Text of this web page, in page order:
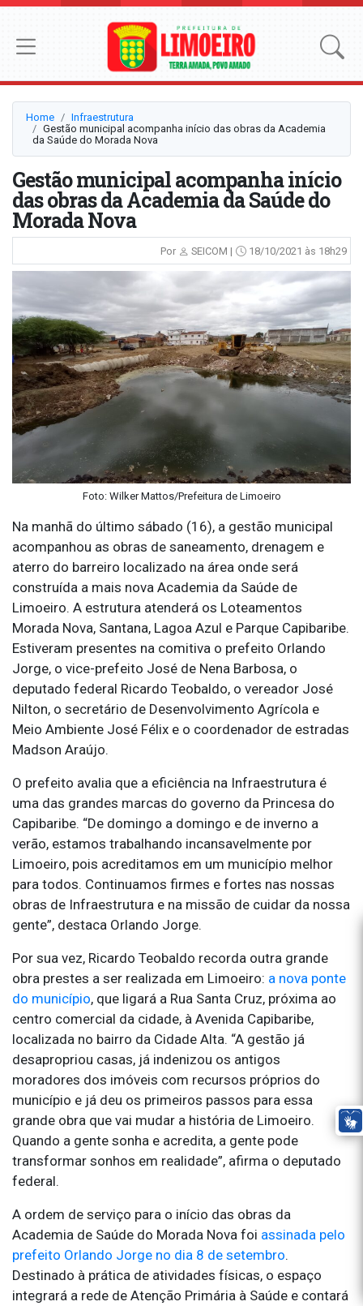
Home
Infraestrutura
Gestão municipal acompanha início das obras da Academia
da Saúde do Morada Nova
Gestão municipal acompanha início
das obras da Academia da Saúde do
Morada Nova
Por SEICOM | 18/10/2021 às 18h29
Foto: Wilker Mattos/Prefeitura de Limoeiro
Na manhã do último sábado (16), a gestão municipal
acompanhou as obras de saneamento, drenagem e
aterro do barreiro localizado na área onde será
construída a mais nova Academia da Saúde de
Limoeiro. A estrutura atenderá os Loteamentos
Morada Nova, Santana, Lagoa Azul e Parque Capibaribe.
Estiveram presentes na comitiva o prefeito Orlando
Jorge, o vice-prefeito José de Nena Barbosa, o
deputado federal Ricardo Teobaldo, o vereador José
Nilton, o secretário de Desenvolvimento Agrícola e
Meio Ambiente José Félix e o coordenador de estradas
Madson Araújo.
O prefeito avalia que a eficiência na Infraestrutura é
uma das grandes marcas do governo da Princesa do
Capibaribe. “De domingo a domingo e de inverno a
verão, estamos trabalhando incansavelmente por
Limoeiro, pois acreditamos em um município melhor
para todos. Continuamos firmes e fortes nas nossas
obras de Infraestrutura e na missão de cuidar da nossa
gente”, destaca Orlando Jorge.
Por sua vez, Ricardo Teobaldo recorda outra grande
obra prestes a ser realizada em Limoeiro: a nova ponte
do município, que ligará a Rua Santa Cruz, próxima ao
centro comercial da cidade, à Avenida Capibaribe,
localizada no bairro da Cidade Alta. “A gestão já
desapropriou casas, já indenizou os antigos
moradores dos imóveis com recursos próprios do
município e já deu os primeiros passos para essa
grande obra que vai mudar a história de Limoeiro.
Quando a gente sonha e acredita, a gente pode
transformar sonhos em realidade”, afirma o deputado
federal.
A ordem de serviço para o início das obras da
Academia de Saúde do Morada Nova foi assinada pelo
prefeito Orlando Jorge no dia 8 de setembro.
Destinado à prática de atividades físicas, o espaço
integrará a rede de Atenção Primária à Saúde e contará